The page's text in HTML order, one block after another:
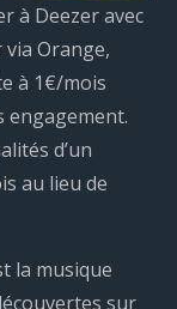
à Deezer avec
Orange,
à 1€/mois
engagement.
d’un
au lieu de
la musique
sur